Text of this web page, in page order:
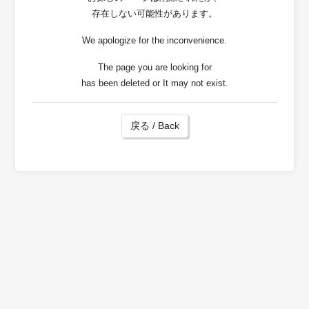
存在しない可能性があります。
We apologize for the inconvenience.
The page you are looking for
has been deleted or It may not exist.
戻る / Back